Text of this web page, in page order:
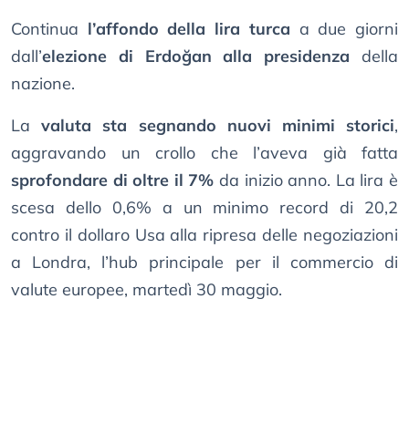
Continua l’affondo della lira turca a due giorni
dall’elezione di Erdoğan alla presidenza della
nazione.
Lavaluta sta segnando nuovi minimi storici,
aggravando un crollo che l’aveva già fatta
sprofondare di oltre il 7% da inizio anno. La lira è
scesa dello 0,6% a un minimo record di 20,2
contro il dollaro Usa alla ripresa delle negoziazioni
a Londra, l’hub principale per il commercio di
valute europee, martedì 30 maggio.